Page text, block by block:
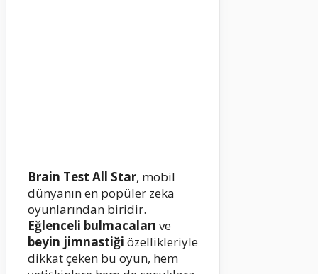
Brain Test All Star, mobil
dünyanın en popüler zeka
oyunlarından biridir.
Eğlenceli bulmacaları ve
beyin jimnastiği özellikleriyle
dikkat çeken bu oyun, hem